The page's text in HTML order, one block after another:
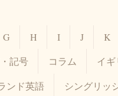
G H I J K
記号 コラム イ
ンド英語 シングリッ